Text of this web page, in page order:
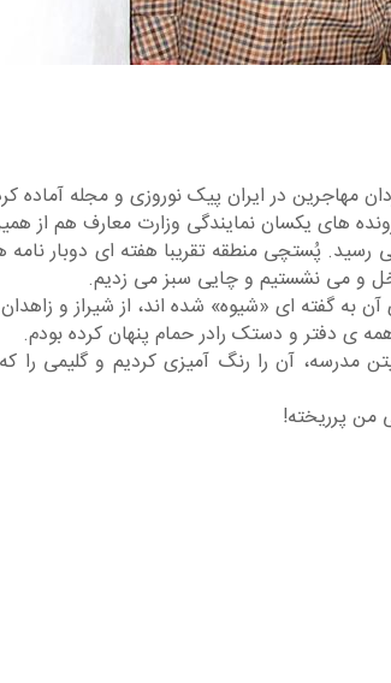
های یکسان نمایندگی وزارت معارف هم از
رسید. پُستچی منطقه تقریبا هفته ای دوبار
و می نشستیم و چایی سبز می زدیم.
به گفته ای «شیوه» شده اند، از شیراز و
ی دفتر و دستک رادر حمام پنهان کرده بودم.
مدرسه، آن را رنگ آمیزی کردیم و گلیمی
من پرریخته!